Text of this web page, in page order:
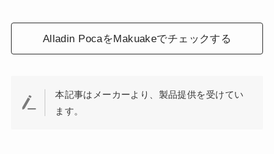
Alladin PocaをMakuakeでチェックする
本記事はメーカーより、製品提供を受けてい
ます。